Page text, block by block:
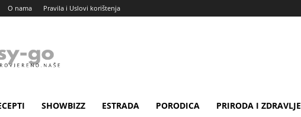
O nama Pravila i Uslovi korištenja
SHOWBIZZ ESTRADA PORODICA PRIRODA I ZDRAVLJE